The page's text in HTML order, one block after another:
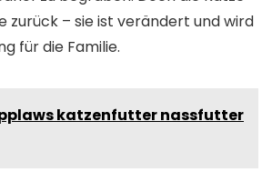
zurück – sie ist verändert und wird
für die Familie.
katzenfutter nassfutter